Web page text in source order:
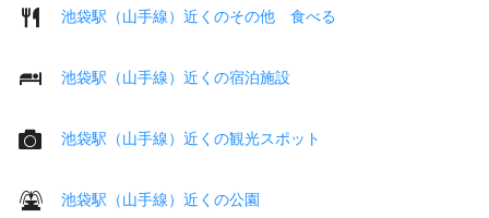
池袋駅（山手線）近くのその他 食べる
池袋駅（山手線）近くの宿泊施設
池袋駅（山手線）近くの観光スポット
池袋駅（山手線）近くの公園